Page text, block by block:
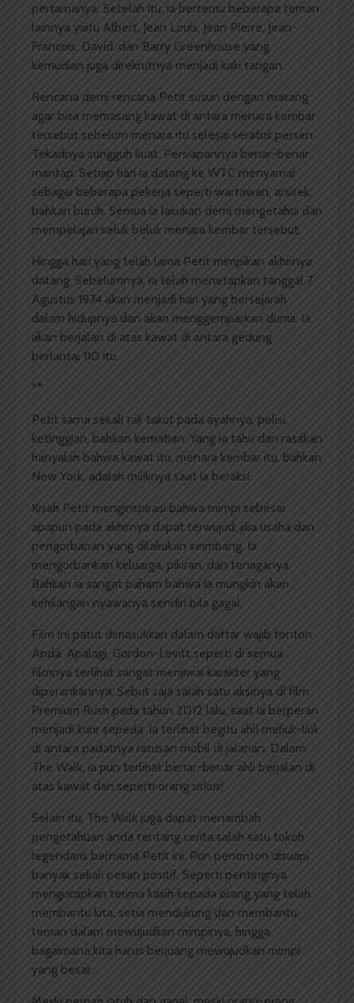
pertamanya. Setelah itu, ia bertemu beberapa teman
lainnya yaitu Albert, Jean Louis, Jean Pierre, Jean-
Francois, David, dan Barry Greenhouse yang
kemudian juga direkrutnya menjadi kaki tangan.
Rencana demi rencana Petit susun dengan matang
agar bisa memasang kawat di antara menara kembar
tersebut sebelum menara itu selesai seratus persen.
Tekadnya sungguh kuat. Persiapannya benar-benar
mantap. Setiap hari ia datang ke WTC menyamar
sebagai beberapa pekerja seperti wartawan, arsitek,
bahkan buruh. Semua ia lakukan demi mengetahui dan
mempelajari seluk beluk menara kembar tersebut.
Hingga hari yang telah lama Petit mimpikan akhirnya
datang. Sebelumnya, ia telah menetapkan tanggal 7
Agustus 1974 akan menjadi hari yang bersejarah
dalam hidupnya dan akan menggemparkan dunia. Ia
akan berjalan di atas kawat di antara gedung
berlantai 110 itu.
**
Petit sama sekali tak takut pada ayahnya, polisi,
ketinggian, bahkan kematian. Yang ia tahu dan rasakan
hanyalah bahwa kawat itu, menara kembar itu, bahkan
New York, adalah miliknya saat ia beraksi.
Kisah Petit menginspirasi bahwa mimpi sebesar
apapun pada akhirnya dapat terwujud, jika usaha dan
pengorbanan yang dilakukan seimbang. Ia
mengorbankan keluarga, pikiran, dan tenaganya.
Bahkan ia sangat paham bahwa ia mungkin akan
kehilangan nyawanya sendiri bila gagal.
Film ini patut dimasukkan dalam daftar wajib tonton
Anda. Apalagi, Gordon-Levitt seperti di semua
filmnya terlihat sangat menjiwai karakter yang
diperankannya. Sebut saja salah satu aksinya di film
Premium Rush pada tahun 2012 lalu, saat ia berperan
menjadi kurir sepeda. Ia terlihat begitu ahli meliuk-liuk
di antara padatnya ratusan mobil di jalanan. Dalam
The Walk, ia pun terlihat benar-benar ahli berjalan di
atas kawat dan seperti orang sirkus!
Selain itu, The Walk juga dapat menambah
pengetahuan anda tentang cerita salah satu tokoh
legendaris bernama Petit ini. Pun penonton disuapi
banyak sekali pesan positif. Seperti pentingnya
mengucapkan terima kasih kepada orang yang telah
membantu kita, setia mendukung dan membantu
teman dalam mewujudkan mimpinya, hingga
bagaimana kita harus berjuang mewujudkan mimpi
yang besar.